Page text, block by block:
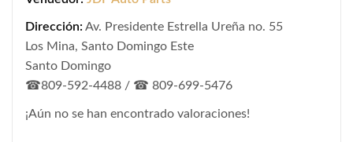
Dirección: Av. Presidente Estrella Ureña no. 55
Los Mina, Santo Domingo Este
Santo Domingo
☎809-592-4488 / ☎ 809-699-5476
¡Aún no se han encontrado valoraciones!